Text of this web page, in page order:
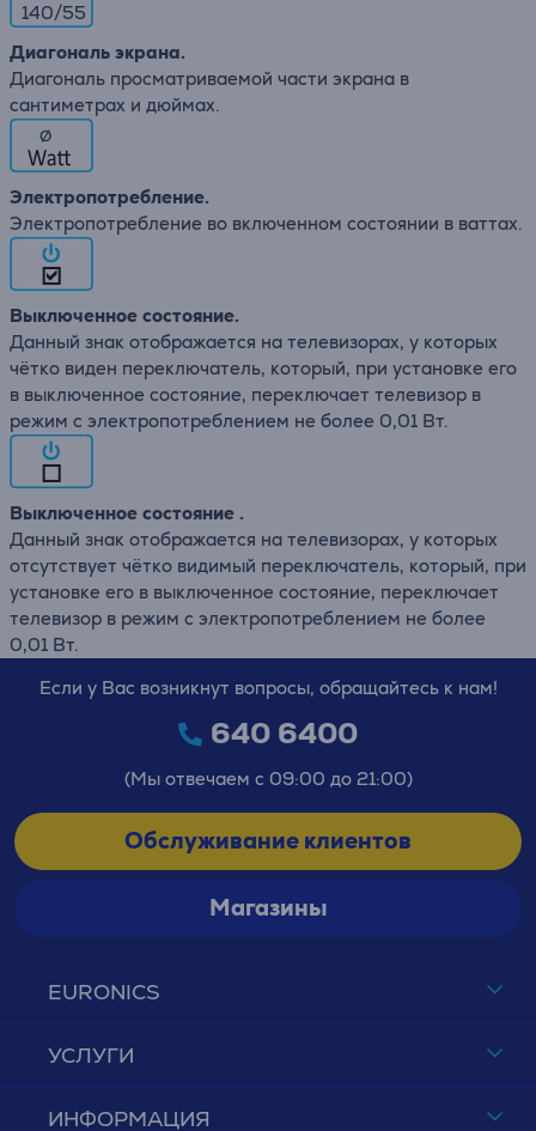
140/55
Диагональ экрана.
Диагональ просматриваемой части экрана в
сантиметрах и дюймах.
∅
Электропотребление.
Электропотребление во включенном состоянии в ваттах.
Выключенное состояние.
Данный знак отображается на телевизорах, у которых
чётко виден переключатель, который, при установке его
в выключенное состояние, переключает телевизор в
режим с электропотреблением не более 0,01 Вт.
Выключенное состояние .
Данный знак отображается на телевизорах, у которых
отсутствует чётко видимый переключатель, который, при
установке его в выключенное состояние, переключает
телевизор в режим с электропотреблением не более
0,01 Вт.
EURONICS
УСЛУГИ
ИНФОРМАЦИЯ
Если у Вас возникнут вопросы, обращайтесь к нам!
640 6400
(Мы отвечаем с 09:00 до 21:00)
Обслуживание клиентов
Магазины